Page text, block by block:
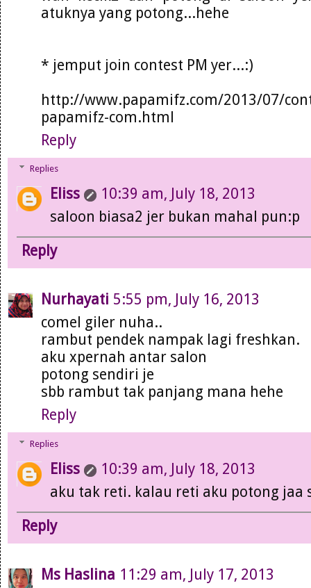
atuknya yang potong...hehe
* jemput join contest PM yer...:)
http://www.papamifz.com/2013/07/
papamifz-com.html
Reply
Replies
Eliss
10:39 am, July 18, 2013
saloon biasa2 jer bukan mahal pun:p
Reply
Nurhayati 5:55 pm, July 16, 2013
comel giler nuha..
rambut pendek nampak lagi freshkan.
aku xpernah antar salon
potong sendiri je
sbb rambut tak panjang mana hehe
Reply
Replies
Eliss
10:39 am, July 18, 2013
aku tak reti. kalau reti aku potong jaa
Reply
Ms Haslina 11:29 am, July 17, 2013